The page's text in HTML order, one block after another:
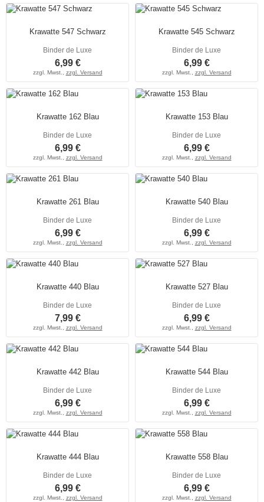
Krawatte 547 Schwarz
Binder de Luxe
6,99 €
zzgl. Mwst., zzgl. Versand
Krawatte 545 Schwarz
Binder de Luxe
6,99 €
zzgl. Mwst., zzgl. Versand
Krawatte 162 Blau
Binder de Luxe
6,99 €
zzgl. Mwst., zzgl. Versand
Krawatte 153 Blau
Binder de Luxe
6,99 €
zzgl. Mwst., zzgl. Versand
Krawatte 261 Blau
Binder de Luxe
6,99 €
zzgl. Mwst., zzgl. Versand
Krawatte 540 Blau
Binder de Luxe
6,99 €
zzgl. Mwst., zzgl. Versand
Krawatte 440 Blau
Binder de Luxe
7,99 €
zzgl. Mwst., zzgl. Versand
Krawatte 527 Blau
Binder de Luxe
6,99 €
zzgl. Mwst., zzgl. Versand
Krawatte 442 Blau
Binder de Luxe
6,99 €
zzgl. Mwst., zzgl. Versand
Krawatte 544 Blau
Binder de Luxe
6,99 €
zzgl. Mwst., zzgl. Versand
Krawatte 444 Blau
Binder de Luxe
6,99 €
zzgl. Mwst., zzgl. Versand
Krawatte 558 Blau
Binder de Luxe
6,99 €
zzgl. Mwst., zzgl. Versand